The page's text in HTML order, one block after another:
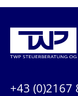
+43 (0)2167